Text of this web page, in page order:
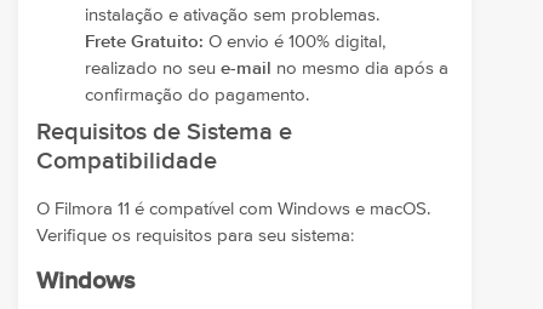
instalação e ativação sem problemas.
Frete Gratuito: O envio é 100% digital,
realizado no seu e-mail
no mesmo dia após a
confirmação do pagamento.
Requisitos de Sistema e
Compatibilidade
O Filmora 11 é compatível com Windows e macOS.
Verifique os requisitos para seu sistema:
Windows